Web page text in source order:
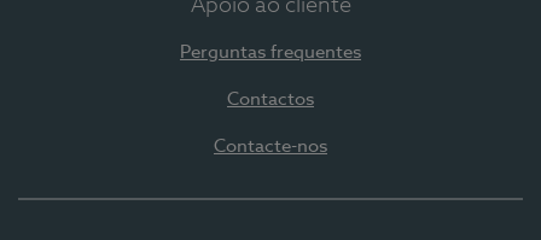
Apoio ao cliente
Perguntas frequentes
Contactos
Contacte-nos